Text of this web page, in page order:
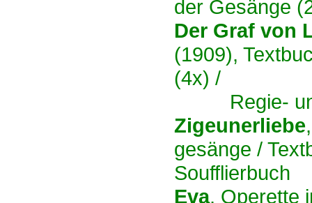
der Gesänge
Der Graf von
(1909),
(4x) /
Regie-
Zigeunerliebe
gesänge /
Soufflierbuch
Eva, Operette